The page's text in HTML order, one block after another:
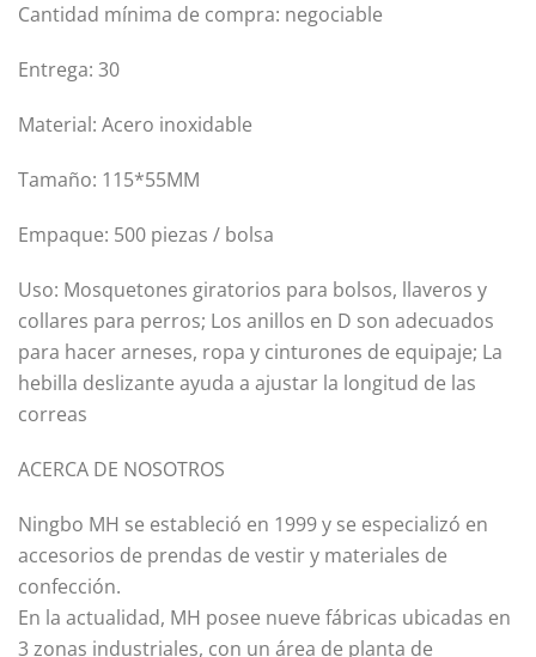
Cantidad mínima de compra: negociable
Entrega: 30
Material: Acero inoxidable
Tamaño: 115*55MM
Empaque: 500 piezas / bolsa
Uso: Mosquetones giratorios para bolsos, llaveros y
collares para perros; Los anillos en D son adecuados
para hacer arneses, ropa y cinturones de equipaje; La
hebilla deslizante ayuda a ajustar la longitud de las
correas
ACERCA DE NOSOTROS
Ningbo MH se estableció en 1999 y se especializó en
accesorios de prendas de vestir y materiales de
confección.
En la actualidad, MH posee nueve fábricas ubicadas en
3 zonas industriales, con un área de planta de